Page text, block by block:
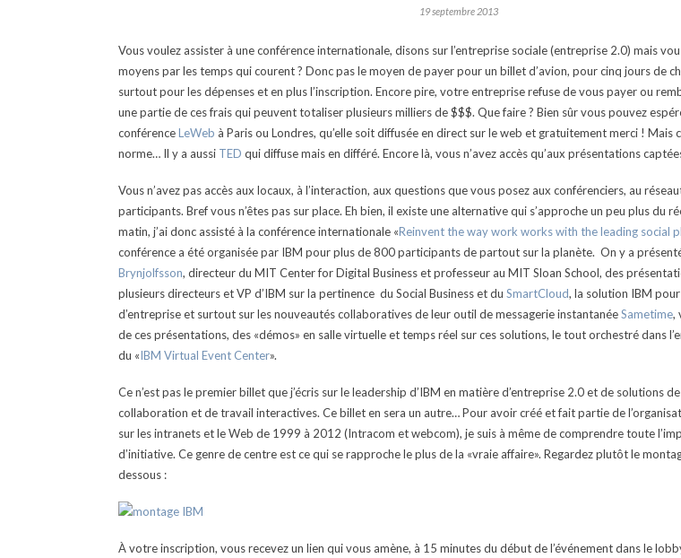
19 septembre 2013
Vous voulez assister à une conférence internationale, disons sur l’entreprise sociale (entreprise 2.0) mais
moyens par les temps qui courent ? Donc pas le moyen de payer pour un billet d’avion, pour cinq jours de
surtout pour les dépenses et en plus l’inscription. Encore pire, votre entreprise refuse de vous payer ou
une partie de ces frais qui peuvent totaliser plusieurs milliers de $$$. Que faire ? Bien sûr vous pouvez
conférenceLeWeb à Paris ou Londres, qu’elle soit diffusée en direct sur le web et gratuitement merci ! Mais
norme… Il y a aussi TED qui diffuse mais en différé. Encore là, vous n’avez accès qu’aux présentations
Vous n’avez pas accès aux locaux, à l’interaction, aux questions que vous posez aux conférenciers, au
participants. Bref vous n’êtes pas sur place. Eh bien, il existe une alternative qui s’approche un peu plus du
matin, j’ai donc assisté à la conférence internationale «Reinvent the way work works with the leading social
conférence a été organisée par IBM pour plus de 800 participants de partout sur la planète. On y a
Brynjolfsson, directeur du MIT Center for Digital Business et professeur au MIT Sloan School, des
plusieurs directeurs et VP d’IBM sur la pertinence du Social Business et du SmartCloud, la solution IBM
d’entreprise et surtout sur les nouveautés collaboratives de leur outil de messagerie instantanéeSametime,
de ces présentations, des «démos» en salle virtuelle et temps réel sur ces solutions, le tout orchestré dans
du «IBM Virtual Event Center».
Ce n’est pas le premier billet que j’écris sur le leadership d’IBM en matière d’entreprise 2.0 et de solutions
collaboration et de travail interactives. Ce billet en sera un autre… Pour avoir créé et fait partie de
sur les intranets et le Web de 1999 à 2012 (Intracom et webcom), je suis à même de comprendre toute
d’initiative. Ce genre de centre est ce qui se rapproche le plus de la «vraie affaire». Regardez plutôt le
dessous :
À votre inscription, vous recevez un lien qui vous amène, à 15 minutes du début de l’événement dans le